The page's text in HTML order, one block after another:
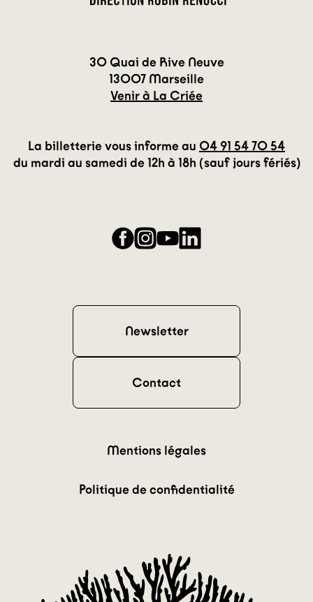
30 Quai de Rive Neuve
13007 Marseille
Venir à La Criée
La billetterie vous informe au 04 91 54 70 54
du mardi au samedi de 12h à 18h (sauf jours fériés)
Facebook
Instagram
YouTubeLinkedIn
Newsletter
Contact
Mentions légales
Politique de confidentialité